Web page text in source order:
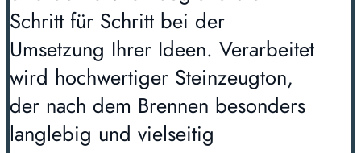
Schritt für Schritt bei der
Umsetzung Ihrer Ideen. Verarbeitet
wird hochwertiger Steinzeugton,
der nach dem Brennen besonders
langlebig und vielseitig